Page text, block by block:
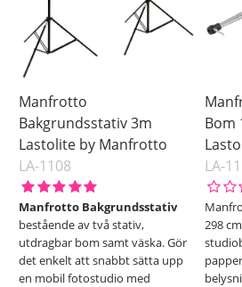
Manfrotto
Bakgrundsstativ 3m
Lastolite by Manfrotto
LA-1108
Manfrotto Bakgrundsstativ
bestående av två stativ,
utdragbar bom samt väska. Gör
det enkelt att snabbt sätta upp
en mobil fotostudio med
Bom
LA-
298